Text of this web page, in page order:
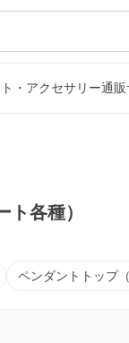
・アクセサリー通販
各種）
ペンダントトップ（